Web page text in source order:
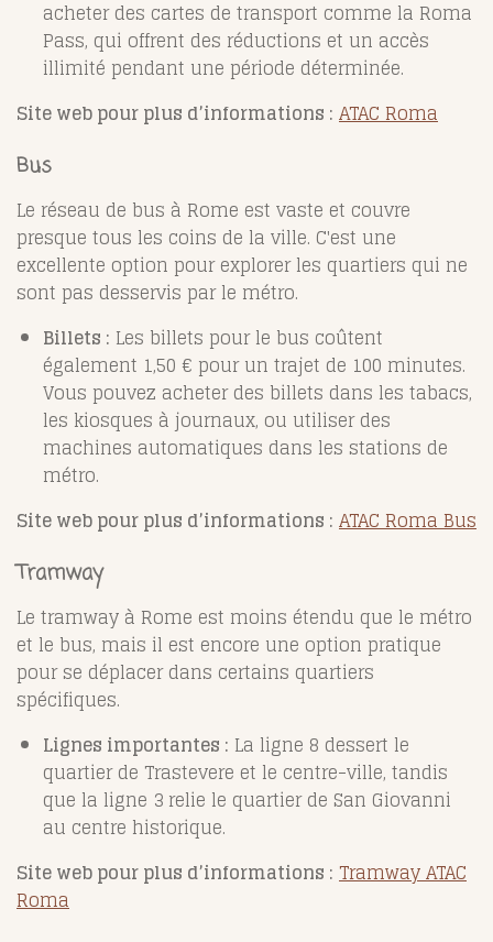
acheter des cartes de transport comme la Roma
Pass, qui offrent des réductions et un accès
illimité pendant une période déterminée.
Site web pour plus d’informations : ATAC Roma
Bus
Le réseau de bus à Rome est vaste et couvre
presque tous les coins de la ville. C'est une
excellente option pour explorer les quartiers qui ne
sont pas desservis par le métro.
Billets : Les billets pour le bus coûtent
également 1,50 € pour un trajet de 100 minutes.
Vous pouvez acheter des billets dans les tabacs,
les kiosques à journaux, ou utiliser des
machines automatiques dans les stations de
métro.
Site web pour plus d’informations : ATAC Roma Bus
Tramway
Le tramway à Rome est moins étendu que le métro
et le bus, mais il est encore une option pratique
pour se déplacer dans certains quartiers
spécifiques.
Lignes importantes : La ligne 8 dessert le
quartier de Trastevere et le centre-ville, tandis
que la ligne 3 relie le quartier de San Giovanni
au centre historique.
Site web pour plus d’informations : Tramway ATAC
Roma